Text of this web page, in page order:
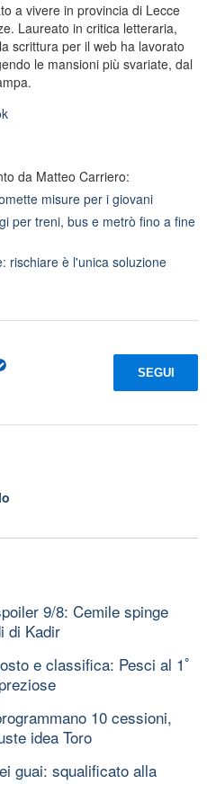
a vivere in provincia di Lecce
Laureato in critica letteraria,
scrittura per il web ha lavorato
le mansioni più svariate, dal
da Matteo Carriero:
misure per i giovani
per treni, bus e metrò fino a fine
rischiare è l'unica soluzione
SEGUI
9/8: Cemile spinge
di Kadir
e classifica: Pesci al 1ﾟ
10 cessioni,
idea Toro
guai: squalificato alla